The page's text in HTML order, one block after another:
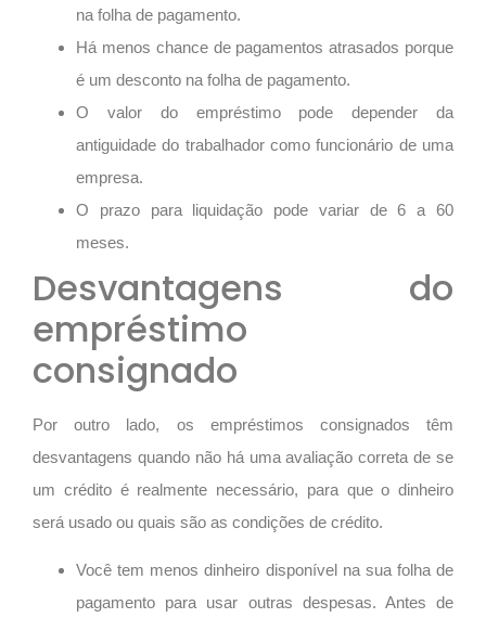
na folha de pagamento.
Há menos chance de pagamentos atrasados porque
é um desconto na folha de pagamento.
O valor do empréstimo pode depender da
antiguidade do trabalhador como funcionário de uma
empresa.
O prazo para liquidação pode variar de 6 a 60
meses.
Desvantagens do
empréstimo
consignado
Por outro lado, os empréstimos consignados têm
desvantagens quando não há uma avaliação correta de se
um crédito é realmente necessário, para que o dinheiro
será usado ou quais são as condições de crédito.
Você tem menos dinheiro disponível na sua folha de
pagamento para usar outras despesas. Antes de